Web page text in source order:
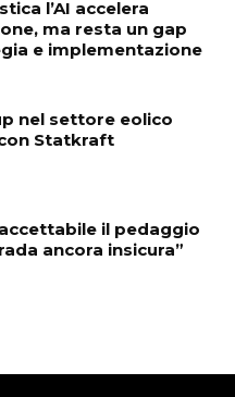
l’AI accelera
ma resta un gap
e implementazione
nel settore eolico
Statkraft
il pedaggio
ancora insicura”